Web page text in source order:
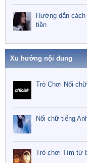
Hướng dẫn
tiền
Xu hướng nội dung
Trò Chơi Nối
Nối chữ tiếng
Trò chơi Tìm từ